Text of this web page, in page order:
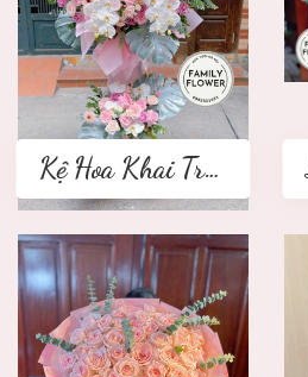
Kệ Hoa Khai Trương 2 tầng